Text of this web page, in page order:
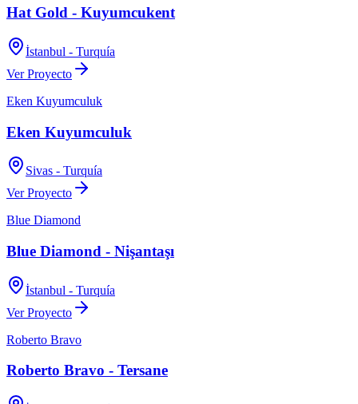
Hat Gold - Kuyumcukent
İstanbul - Turquía
Ver Proyecto
Eken Kuyumculuk
Eken Kuyumculuk
Sivas - Turquía
Ver Proyecto
Blue Diamond
Blue Diamond - Nişantaşı
İstanbul - Turquía
Ver Proyecto
Roberto Bravo
Roberto Bravo - Tersane